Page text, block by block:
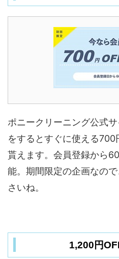
ポニークリーニング公式
をするとすぐに使える
貰えます。会員登録から
能。期間限定の企画なの
さいね。
1,200円